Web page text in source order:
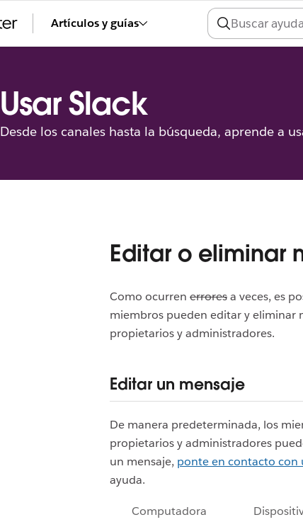
Artículos y guías
Usar Slack
Desde los canales hasta la búsqueda, aprende a
Editar o eliminar
Como ocurren erroresa veces, es
miembros pueden editar y eliminar
propietarios y administradores.
Editar un mensaje
De manera predeterminada, los
propietarios y administradores
un mensaje, ponte en contacto
ayuda.
Computadora